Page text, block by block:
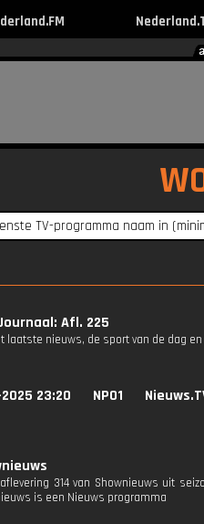
Afl. 225
laatste nieuws, de sport van de dag
2025 23:20 NPO1
314 van Shownieuws uit
is een Nieuws programma